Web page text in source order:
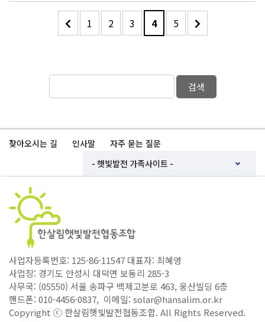
1 2 3 4 5
검색
찾아오시는 길 인사말 자주 묻는 질문
사업자등록번호: 125-86-11547 대표자: 최혜영
사업장: 경기도 안성시 대덕면 보동리 285-3
사무국: (05550) 서울 송파구 백제고분로 463, 웅산빌딩 6층
핸드폰: 010-4456-0837, 이메일: solar@hansalim.or.kr
Copyright ⓒ 한살림햇빛발전협동조합. All Rights Reserved.